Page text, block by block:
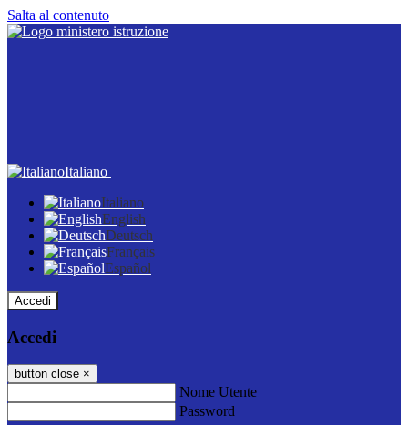
Salta al contenuto
Italiano
Italiano
English
Deutsch
Français
Español
Accedi
Accedi
button close ×
Nome Utente
Password